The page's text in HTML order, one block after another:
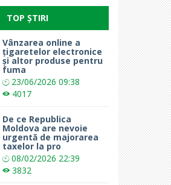
TOP ȘTIRI
Vânzarea online a
țigaretelor electronice
și altor produse pentru
fuma
23/06/2026 09:38
4017
De ce Republica
Moldova are nevoie
urgentă de majorarea
taxelor la pro
08/02/2026 22:39
3832